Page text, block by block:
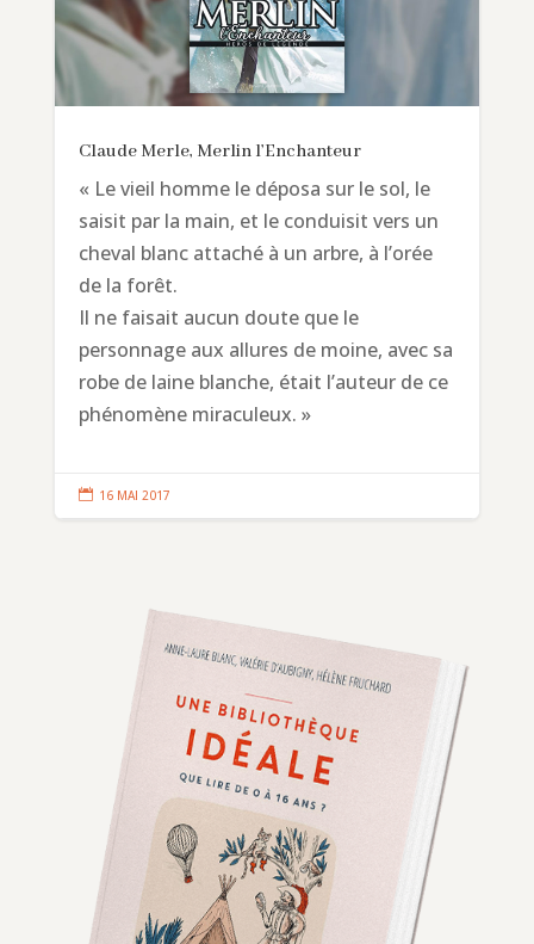
Claude Merle, Merlin l’Enchanteur
« Le vieil homme le déposa sur le sol, le
saisit par la main, et le conduisit vers un
cheval blanc attaché à un arbre, à l’orée
de la forêt.
Il ne faisait aucun doute que le
personnage aux allures de moine, avec sa
robe de laine blanche, était l’auteur de ce
phénomène miraculeux. »
 16 MAI 2017